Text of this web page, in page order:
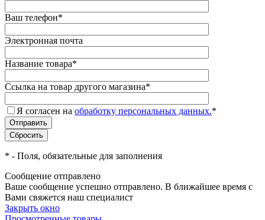
Ваш телефон*
Электронная почта
Название товара*
Ссылка на товар другого магазина*
Я согласен на обработку персональных данных.*
* - Поля, обязательные для заполнения
Сообщение отправлено
Ваше сообщение успешно отправлено. В ближайшее время с
Вами свяжется наш специалист
Закрыть окно